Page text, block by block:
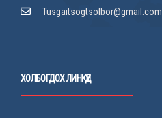
Tusgaitsogtsolbor@gmail.com
ХОЛБОГДОХ ЛИНКҮҮД